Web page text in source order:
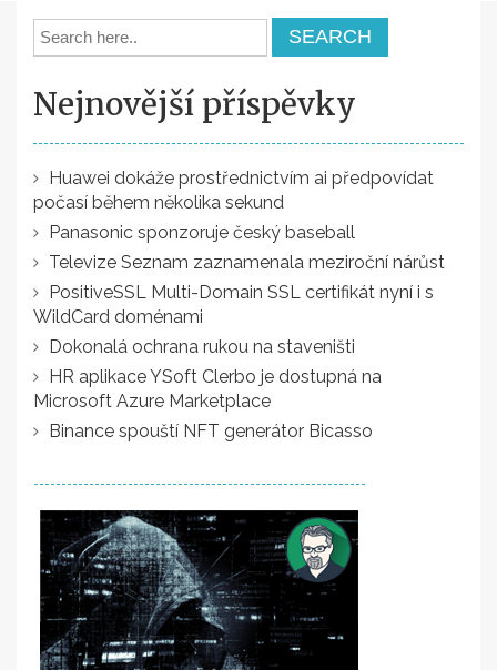
Nejnovější příspěvky
Huawei dokáže prostřednictvím ai předpovídat
počasí během několika sekund
Panasonic sponzoruje český baseball
Televize Seznam zaznamenala meziroční nárůst
PositiveSSL Multi-Domain SSL certifikát nyní i s
WildCard doménami
Dokonalá ochrana rukou na staveništi
HR aplikace YSoft Clerbo je dostupná na
Microsoft Azure Marketplace
Binance spouští NFT generátor Bicasso